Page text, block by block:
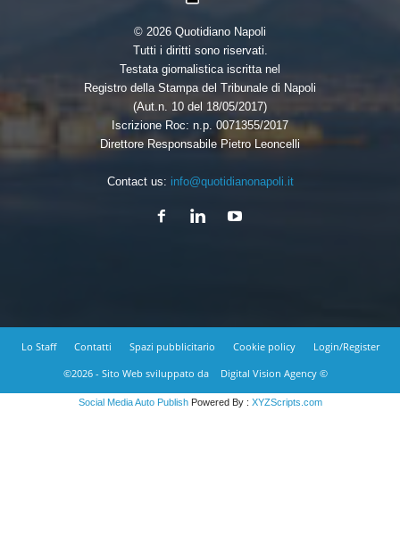
© 2026 Quotidiano Napoli
Tutti i diritti sono riservati.
Testata giornalistica iscritta nel
Registro della Stampa del Tribunale di Napoli
(Aut.n. 10 del 18/05/2017)
Iscrizione Roc: n.p. 0071355/2017
Direttore Responsabile Pietro Leoncelli
Contact us: info@quotidianonapoli.it
Lo Staff Contatti Spazi pubblicitario Cookie policy
Login/Register
©2026 - Sito Web sviluppato da
Digital Vision Agency ©
Social Media Auto PublishPowered By : XYZScripts.com